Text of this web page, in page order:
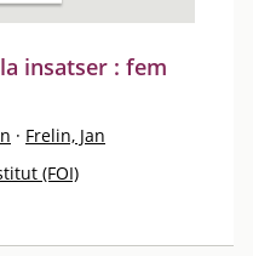
insatser : fem
· Frelin, Jan
(FOI)